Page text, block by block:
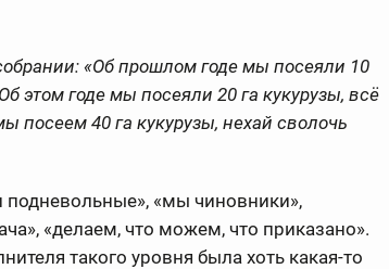
«Об прошлом годе мы посеяли 10
этом годе мы посеяли 20 га кукурузы, всё
посеем 40 га кукурузы, нехай сволочь
«мы чиновники»,
«делаем, что можем, что приказано».
такого уровня была хоть какая-то